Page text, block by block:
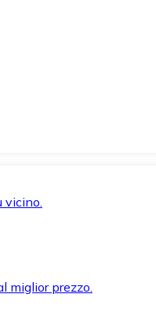
vicino.
miglior prezzo.